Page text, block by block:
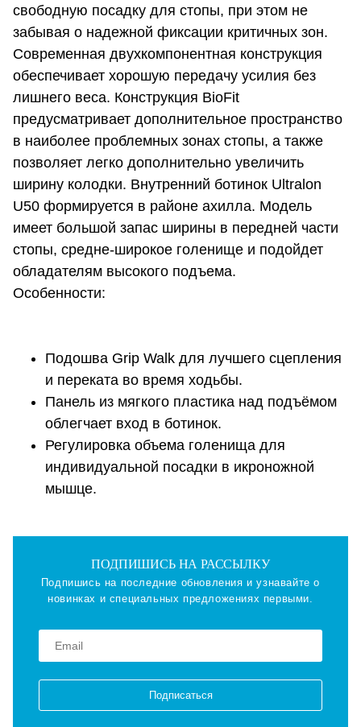
свободную посадку для стопы, при этом не
забывая о надежной фиксации критичных зон.
Современная двухкомпонентная конструкция
обеспечивает хорошую передачу усилия без
лишнего веса. Конструкция BioFit
предусматривает дополнительное пространство
в наиболее проблемных зонах стопы, а также
позволяет легко дополнительно увеличить
ширину колодки. Внутренний ботинок Ultralon
U50 формируется в районе ахилла. Модель
имеет большой запас ширины в передней части
стопы, средне-широкое голенище и подойдет
обладателям высокого подъема.
Особенности:
Подошва Grip Walk для лучшего сцепления
и переката во время ходьбы.
Панель из мягкого пластика над подъёмом
облегчает вход в ботинок.
Регулировка объема голенища для
индивидуальной посадки в икроножной
мышце.
ПОДПИШИСЬ НА РАССЫЛКУ
Подпишись на последние обновления и узнавайте о
новинках и специальных предложениях первыми.
Подписаться